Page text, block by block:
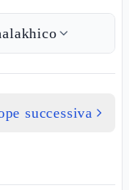
successiva